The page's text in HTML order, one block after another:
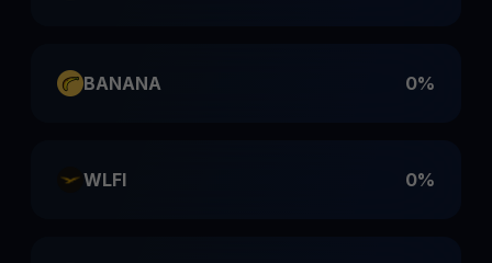
BANANA 0%
WLFI 0%